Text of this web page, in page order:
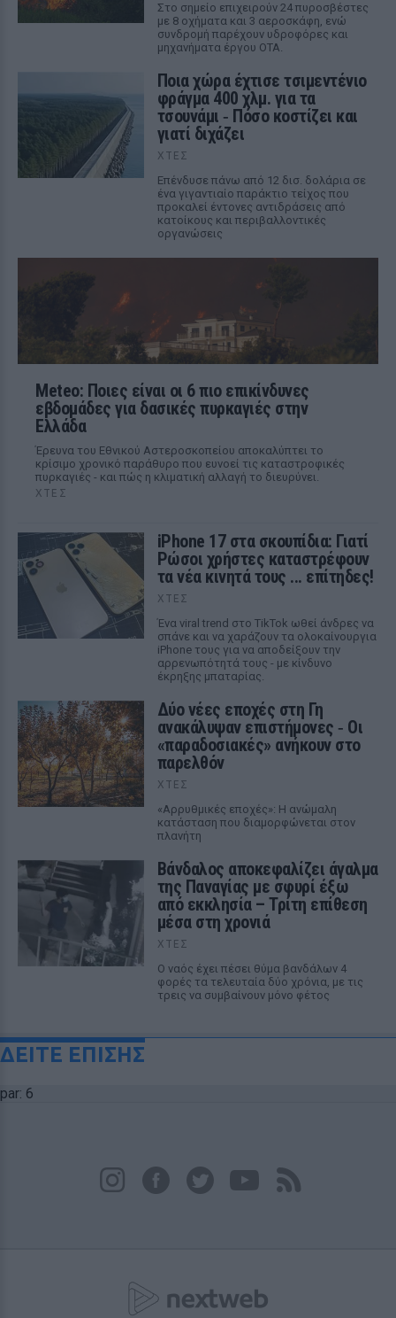
Στο σημείο επιχειρούν 24 πυροσβέστες
με 8 οχήματα και 3 αεροσκάφη, ενώ
συνδρομή παρέχουν υδροφόρες και
μηχανήματα έργου ΟΤΑ.
Ποια χώρα έχτισε τσιμεντένιο
φράγμα 400 χλμ. για τα
τσουνάμι ‑ Πόσο κοστίζει και
γιατί διχάζει
ΧΤΕΣ
Επένδυσε πάνω από 12 δισ. δολάρια σε
ένα γιγαντιαίο παράκτιο τείχος που
προκαλεί έντονες αντιδράσεις από
κατοίκους και περιβαλλοντικές
οργανώσεις
Meteo: Ποιες είναι οι 6 πιο επικίνδυνες
εβδομάδες για δασικές πυρκαγιές στην
Ελλάδα
Έρευνα του Εθνικού Αστεροσκοπείου αποκαλύπτει το
κρίσιμο χρονικό παράθυρο που ευνοεί τις καταστροφικές
πυρκαγιές - και πώς η κλιματική αλλαγή το διευρύνει.
ΧΤΕΣ
iPhone 17 στα σκουπίδια: Γιατί
Ρώσοι χρήστες καταστρέφουν
τα νέα κινητά τους ... επίτηδες!
ΧΤΕΣ
Ένα viral trend στο TikTok ωθεί άνδρες να
σπάνε και να χαράζουν τα ολοκαίνουργια
iPhone τους για να αποδείξουν την
αρρενωπότητά τους - με κίνδυνο
έκρηξης μπαταρίας.
Δύο νέες εποχές στη Γη
ανακάλυψαν επιστήμονες ‑ Oι
«παραδοσιακές» ανήκουν στο
παρελθόν
ΧΤΕΣ
«Αρρυθμικές εποχές»: Η ανώμαλη
κατάσταση που διαμορφώνεται στον
πλανήτη
Βάνδαλος αποκεφαλίζει άγαλμα
της Παναγίας με σφυρί έξω
από εκκλησία – Τρίτη επίθεση
μέσα στη χρονιά
ΧΤΕΣ
Ο ναός έχει πέσει θύμα βανδάλων 4
φορές τα τελευταία δύο χρόνια, με τις
τρεις να συμβαίνουν μόνο φέτος
ΔΕΙΤΕ ΕΠΙΣΗΣ
par: 6